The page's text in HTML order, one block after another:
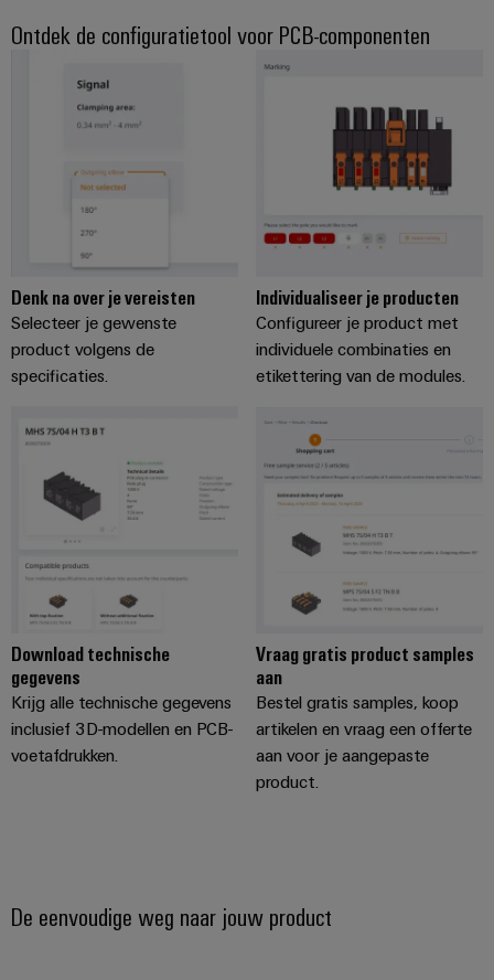
Transmissie
distributie
Stabiliteit
veiligheid
voor
moderne
energie-
Waterbehandeling
en
afvalwaterbehandeling
Oplossingen
water-
afvalwaterindustrie
Windenergie
windenergie
Waterstof
als
belangrijke
technologie
voor
Automatische
machines
Software
Industriële
Industriële
verlichting
Infrastructuur
van
Assembly
Service
en
geassembleerde
behuizingen
Op-
maat-
gemaakte
Ontdek de configuratietool voor PCB-componenten
Denk na over je vereisten
Selecteer je gewenste
product volgens de
specificaties.
Individualiseer je producten
Configureer je product met
individuele combinaties en
etikettering van de modules.
Download technische
gegevens
Krijg alle technische gegevens
inclusief 3D-modellen en PCB-
voetafdrukken.
Vraag gratis product samples
aan
Bestel gratis samples, koop
artikelen en vraag een offerte
aan voor je aangepaste
product.
De eenvoudige weg naar jouw product